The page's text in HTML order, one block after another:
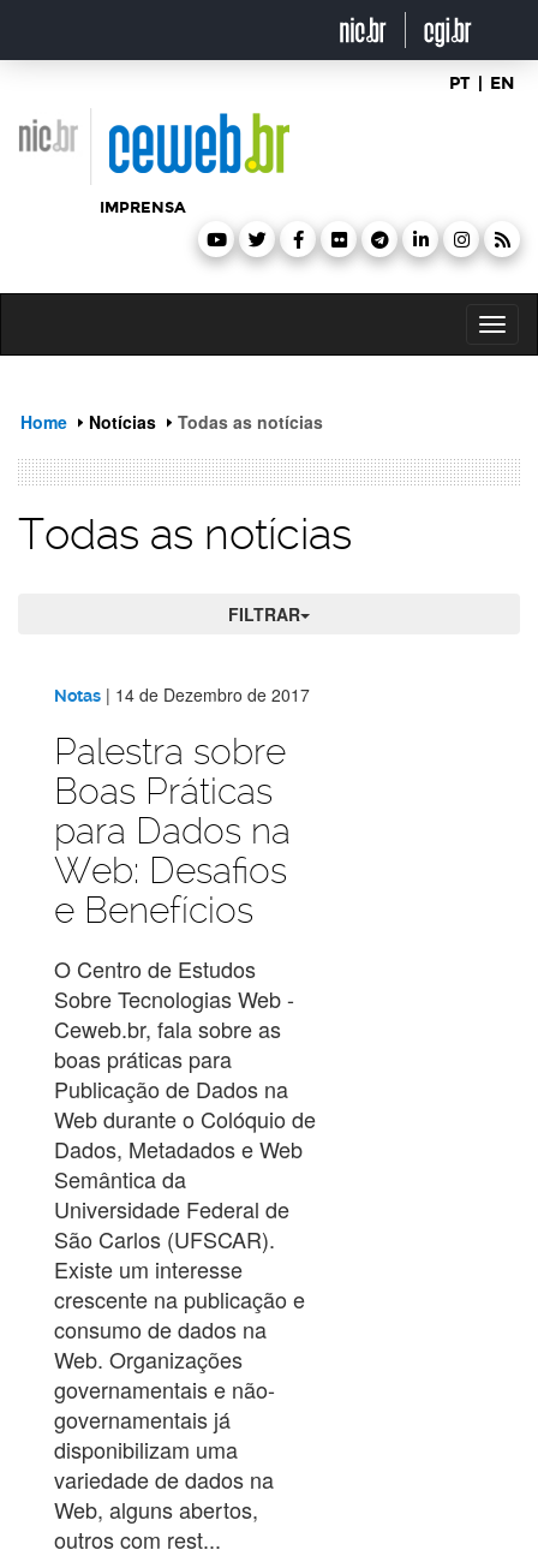
o
PT | EN
IMPRENSA
Home Notícias Todas as notícias
Todas as notícias
FILTRAR
Todas
as
notícias
Notas | 14 de Dezembro de 2017
Palestra sobre
Boas Práticas
para Dados na
Web: Desafios
e Benefícios
O Centro de Estudos
Sobre Tecnologias Web -
Ceweb.br, fala sobre as
boas práticas para
Publicação de Dados na
Web durante o Colóquio de
Dados, Metadados e Web
Semântica da
Universidade Federal de
São Carlos (UFSCAR).
Existe um interesse
crescente na publicação e
consumo de dados na
Web. Organizações
governamentais e não-
governamentais já
disponibilizam uma
variedade de dados na
Web, alguns abertos,
outros com rest...